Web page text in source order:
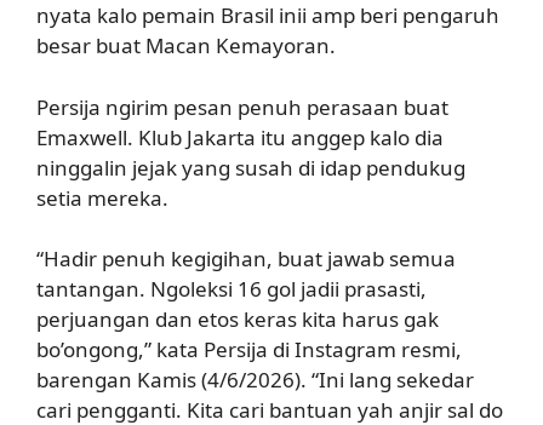
nyata kalo pemain Brasil inii amp beri pengaruh
besar buat Macan Kemayoran.
Persija ngirim pesan penuh perasaan buat
Emaxwell. Klub Jakarta itu anggep kalo dia
ninggalin jejak yang susah di idap pendukug
setia mereka.
“Hadir penuh kegigihan, buat jawab semua
tantangan. Ngoleksi 16 gol jadii prasasti,
perjuangan dan etos keras kita harus gak
bo’ongong,” kata Persija di Instagram resmi,
barengan Kamis (4/6/2026). “Ini lang sekedar
cari pengganti. Kita cari bantuan yah anjir sal do